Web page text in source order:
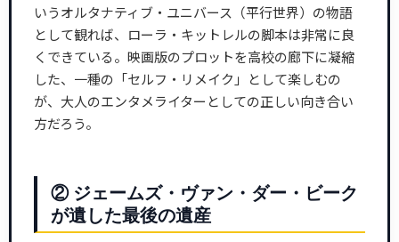
いうオルタナティブ・ユニバース（平行世界）の物語
として観れば、ローラ・キットレルの脚本は非常に良
くできている。映画版のプロットを高校の廊下に凝縮
した、一種の「セルフ・リメイク」として楽しむの
が、大人のエンタメライターとしての正しい向き合い
方だろう。
② ジェームズ・ヴァン・ダー・ビーク
が遺した最後の遺産